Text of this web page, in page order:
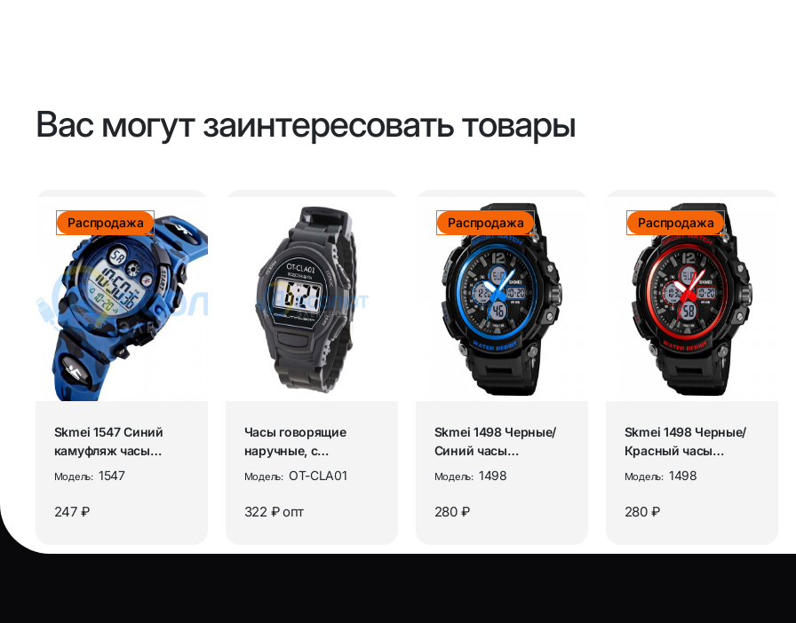
Вас могут заинтересовать товары
Распродажа
Skmei 1547 Синий
камуфляж часы
наручные
Модель: 1547
247 ₽
Часы говорящие
наручные, с
голосовым
Русск...
Модель: OT-CLA01
322 ₽опт
Распродажа
Skmei 1498 Черные/
Синий часы
наручные детские
Модель: 1498
280 ₽
Распродажа
Skmei 1498 Черные/
Красный часы
наручные детские
Модель: 1498
280 ₽